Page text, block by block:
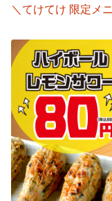
＼てけてけ 限定メ